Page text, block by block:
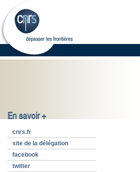
En savoir +
cnrs.fr
site de la délégation
facebook
twitter